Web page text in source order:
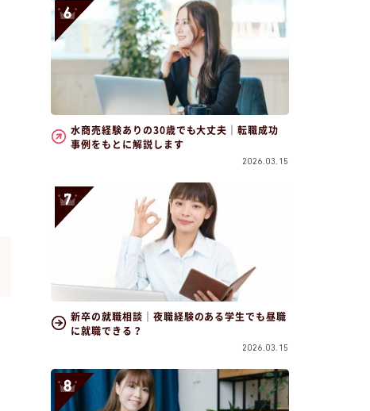
水商売経験ありの30歳でも大丈夫｜転職成功
事例をもとに解説します
2026.03.15
新卒の就職相談｜夜職経験のある学生でも昼職
に就職できる？
2026.03.15